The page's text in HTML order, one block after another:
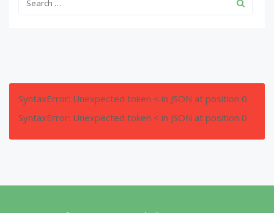
SyntaxError: Unexpected token < in JSON at position 0
SyntaxError: Unexpected token < in JSON at position 0